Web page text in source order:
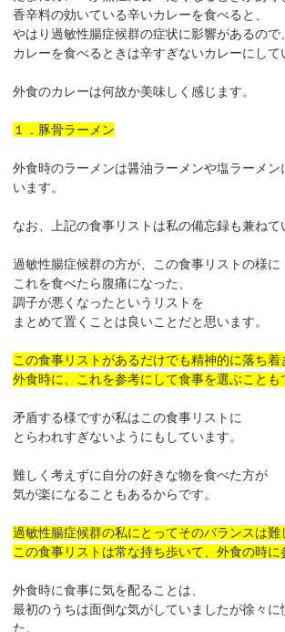
香辛料の効いている辛いカレーを食べると、
やはり過敏性腸症候群の症状に影響があるので
カレーを食べるときは辛すぎないカレーにして
外食のカレーは何故か美味しく感じます。
１．豚骨ラーメン
外食時のラーメンは醤油ラーメンや塩ラーメン
います。
なお、上記の食事リストは私の備忘録も兼ねて
過敏性腸症候群の方が、この食事リストの様に
これを食べたら腹痛になった、
調子が悪くなったというリストを
まとめて置くことは良いことだと思います。
この食事リストがあるだけでも精神的に落ち着
外食時に、これを参考にして食事を選ぶことも
矛盾する様ですが私はこの食事リストに
とらわれすぎないようにもしています。
難しく考えずに自分の好きな物を食べた方が
気が楽になることもあるからです。
過敏性腸症候群の私にとってそのバランスは難
この食事リストは常な持ち歩いて、外食の時に
外食時に食事に気を配ることは、
最初のうちは面倒な気がしていましたが徐々に
た。